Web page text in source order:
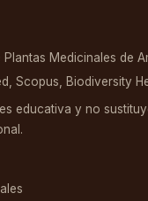
Plantas Medicinales de
Scopus, Biodiversity
educativa y no